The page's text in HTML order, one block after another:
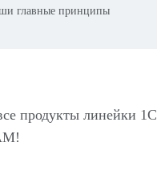
главные принципы
продукты линейки 1С